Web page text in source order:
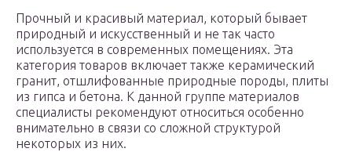
Прочный и красивый материал, который бывает
природный и искусственный и не так часто
используется в современных помещениях. Эта
категория товаров включает также керамический
гранит, отшлифованные природные породы, плиты
из гипса и бетона. К данной группе материалов
специалисты рекомендуют относиться особенно
внимательно в связи со сложной структурой
некоторых из них.